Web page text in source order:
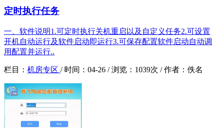
定时执行任务
一、软件说明1.可定时执行关机重启以及自定义任务2.可设置
开机自动运行及软件启动即运行3.可保存配置软件启动自动调
用配置并运行..
栏目： 机房专区 / 时间： 04-26 /浏览： 1039次 /作者： 佚名